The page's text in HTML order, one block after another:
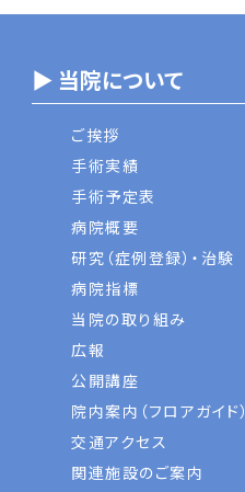
▶ 当院について
ご挨拶
手術実績
手術予定表
病院概要
研究（症例登録）・治験
病院指標
当院の取り組み
広報
公開講座
院内案内（フロアガイド）
交通アクセス
関連施設のご案内